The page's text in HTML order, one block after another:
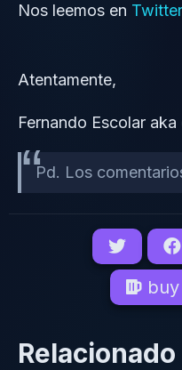
Nos leemos en Twitter
Atentamente,
Fernando Escolar
Pd. Los
Relacionado